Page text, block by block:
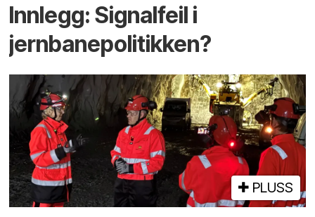
Innlegg: Signalfeil i
jernbanepolitikken?
PLUSS